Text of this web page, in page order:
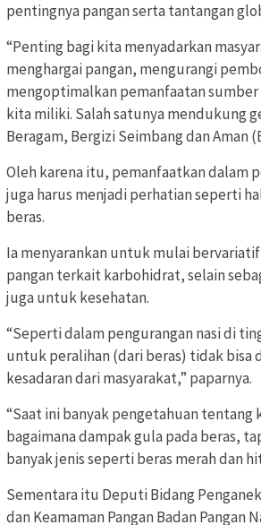
pentingnya pangan serta tantangan
“Penting bagi kita menyadarkan
menghargai pangan, mengurangi
mengoptimalkan pemanfaatan sumber
kita miliki. Salah satunya mendukung
Beragam, Bergizi Seimbang dan Aman
Oleh karena itu, pemanfaatkan dalam
juga harus menjadi perhatian seperti
beras.
Ia menyarankan untuk mulai
pangan terkait karbohidrat, selain
juga untuk kesehatan.
“Seperti dalam pengurangan nasi di
untuk peralihan (dari beras) tidak bisa
kesadaran dari masyarakat,” paparnya.
“Saat ini banyak pengetahuan tentang
bagaimana dampak gula pada beras,
banyak jenis seperti beras merah dan
Sementara itu Deputi Bidang
dan Keamaman Pangan Badan Pangan